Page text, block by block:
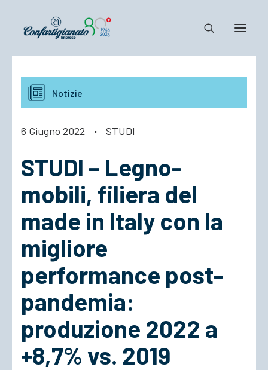
Notizie e Documenti
Confartigianato
Cosa Facciamo
ACCEDI
Notizie
6 Giugno 2022 · STUDI
STUDI – Legno-
mobili, filiera del
made in Italy con la
migliore
performance post-
pandemia:
produzione 2022 a
+8,7% vs. 2019